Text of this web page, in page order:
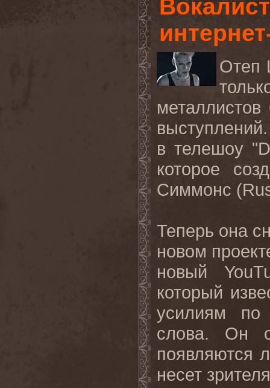
Отеп
металлистов
в телешоу "
которое
Симмонс
Теперь она
новом
новый
который
усилиям по
слова. Он
появляются
несет